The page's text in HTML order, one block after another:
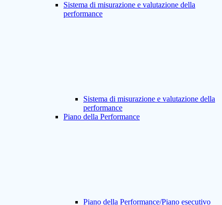
Sistema di misurazione e valutazione della
performance
Sistema di misurazione e valutazione della
performance
Piano della Performance
Piano della Performance/Piano esecutivo